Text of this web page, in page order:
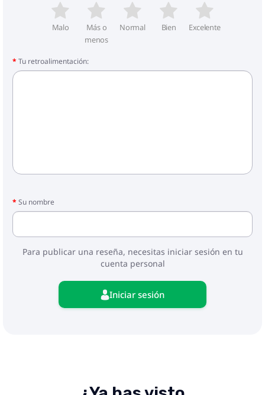
Con cremallera de 3 lados
Malo
Más o
menos
Normal Bien Excelente
Tu retroalimentación:
Su nombre
Para publicar una reseña, necesitas iniciar sesión en tu
cuenta personal
Iniciar sesión